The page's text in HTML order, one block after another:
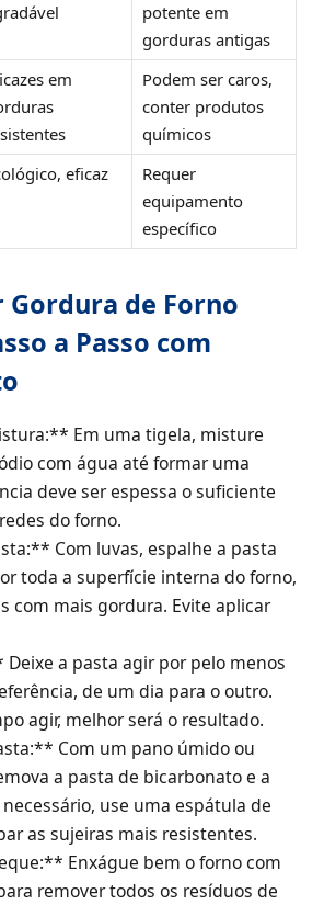
potente em
gorduras antigas
em
Podem ser caros,
conter produtos
químicos
eficaz
Requer
equipamento
específico
Gordura de Forno
a Passo com
Em uma tigela, misture
com água até formar uma
deve ser espessa o suficiente
do forno.
Com luvas, espalhe a pasta
toda a superfície interna do forno,
com mais gordura. Evite aplicar
a pasta agir por pelo menos
de um dia para o outro.
agir, melhor será o resultado.
Com um pano úmido ou
a pasta de bicarbonato e a
use uma espátula de
as sujeiras mais resistentes.
Enxágue bem o forno com
remover todos os resíduos de